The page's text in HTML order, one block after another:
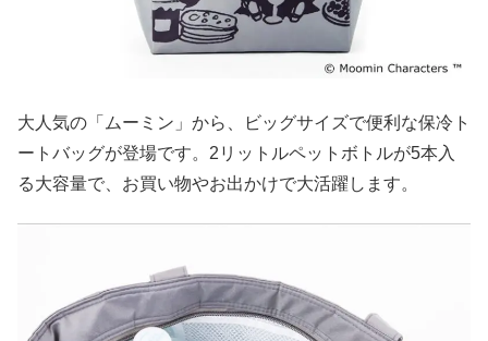
大人気の「ムーミン」から、ビッグサイズで便利な保冷ト
ートバッグが登場です。2リットルペットボトルが5本入
る大容量で、お買い物やお出かけで大活躍します。